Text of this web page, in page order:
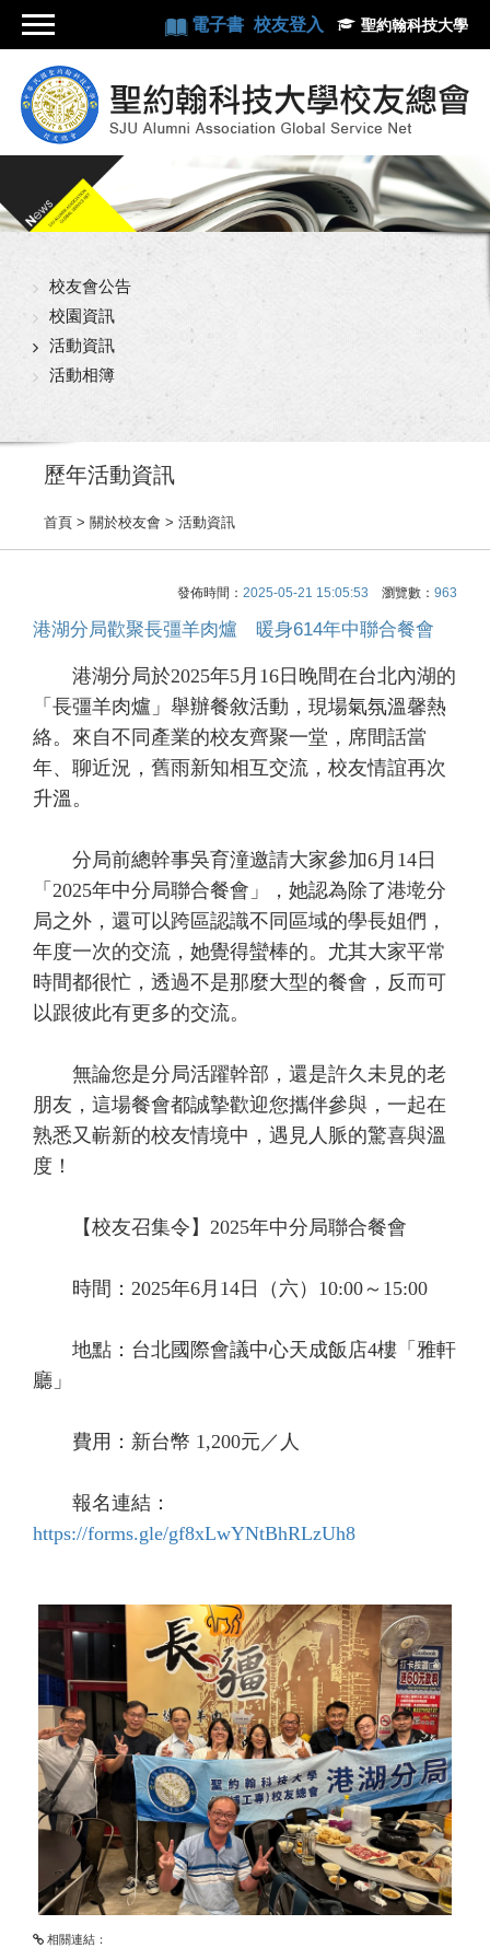
電子書 校友登入 聖約翰科技大學
校友會公告
校園資訊
活動資訊
活動相簿
歷年活動資訊
首頁 > 關於校友會 > 活動資訊
發佈時間： 2025-05-21 15:05:53 瀏覽數： 963
港湖分局歡聚長彊羊肉爐 暖身614年中聯合餐會
港湖分局於2025年5月16日晚間在台北內湖的
「長彊羊肉爐」舉辦餐敘活動，現場氣氛溫馨熱
絡。來自不同產業的校友齊聚一堂，席間話當
年、聊近況，舊雨新知相互交流，校友情誼再次
升溫。
分局前總幹事吳育潼邀請大家參加6月14日
「2025年中分局聯合餐會」，她認為除了港墘分
局之外，還可以跨區認識不同區域的學長姐們，
年度一次的交流，她覺得蠻棒的。尤其大家平常
時間都很忙，透過不是那麼大型的餐會，反而可
以跟彼此有更多的交流。
無論您是分局活躍幹部，還是許久未見的老
朋友，這場餐會都誠摯歡迎您攜伴參與，一起在
熟悉又嶄新的校友情境中，遇見人脈的驚喜與溫
度！
【校友召集令】2025年中分局聯合餐會
時間：2025年6月14日（六）10:00～15:00
地點：台北國際會議中心天成飯店4樓「雅軒
廳」
費用：新台幣 1,200元／人
報名連結：
https://forms.gle/gf8xLwYNtBhRLzUh8
相關連結：